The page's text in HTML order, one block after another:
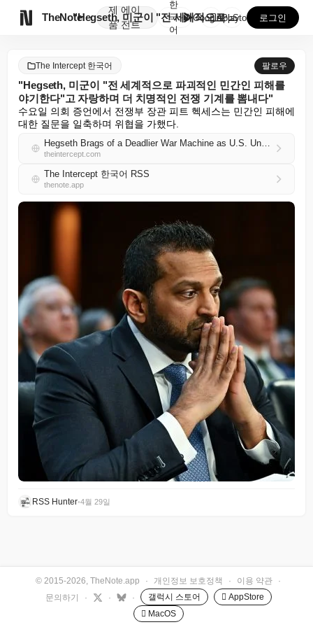
TheNote
제
품
에이
전트
"Hegseth, 미군이 "전 세계적으로 파괴적인 민간...
한
국
어
GooglePlay
AppStore 로그인
The Intercept 한국어 팔로우
"Hegseth, 미군이 "전 세계적으로 파괴적인 민간인 피해를
야기한다"고 자랑하며 더 치명적인 전쟁 기계를 뽐내다"
수요일 의회 증언에서 전쟁부 장관 피트 헥세스는 민간인 피해에
대한 질문을 일축하며 위협을 가했다.
Hegseth Brags of a Deadlier War Machine as U.S. Unleashes “Devastating Civilian Harm Globally”
theintercept.com
The Intercept 한국어 RSS
thenote.app
RSS Hunter•4월 29일
© 2015-2026, TheNote.app · 개인정보 보호정책 · 이용 약관
·
문의하기
· · · 갤럭시 스토어
 AppStore
 MacOS